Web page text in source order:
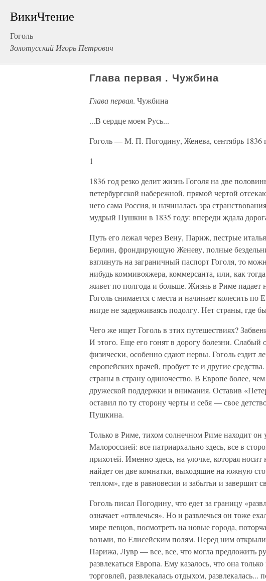
ВикиЧтение
Гоголь
Золотусский Игорь Петрович
Глава первая . Чужбина
Глава первая. Чужбина
...В сердце моем Русь...
Гоголь — М. П. Погодину, Женева, сентябрь 1836
1
1836 год резко делит жизнь Гоголя на две
петербургской набережной, прямой чертой
него сама Россия, и начиналась эра
мудрый Пушкин в 1835 году: впереди ждала
Путь его лежал через Вену, Париж, пестрые
Берлин, фрондирующую Женеву, полные
взглянуть на заграничный паспорт Гоголя, то
нибудь коммивояжера, коммерсанта, или, как
живет по полгода и больше. Жизнь в Риме падает
Гоголь снимается с места и начинает колесить по
нигде не задерживаясь подолгу. Нет страны, где
Чего же ищет Гоголь в этих путешествиях?
И этого. Еще его гонят в дорогу болезни. Слабый
физически, особенно сдают нервы. Гоголь ездит
европейских врачей, пробует те и другие
страны в страну одиночество. В Европе более,
дружеской поддержки и внимания. Оставив
оставил по ту сторону черты и себя — свое
Пушкина.
Только в Риме, тихом солнечном Риме находит он
Малороссией: все патриархально здесь, все в
прихотей. Именно здесь, на улочке, которая
найдет он две комнатки, выходящие на южную
теплом», где в равновесии и забытьи и завершит
Гоголь писал Погодину, что едет за границу
означает «отвлечься». Но и развлечься он тоже
мире певцов, посмотреть на новые города,
возьми, по Елисейским полям. Перед ним
Парижа, Лувр — все, все, что могла предложить
развлекаться Европа. Ему казалось, что она
торговлей, развлекалась отдыхом,